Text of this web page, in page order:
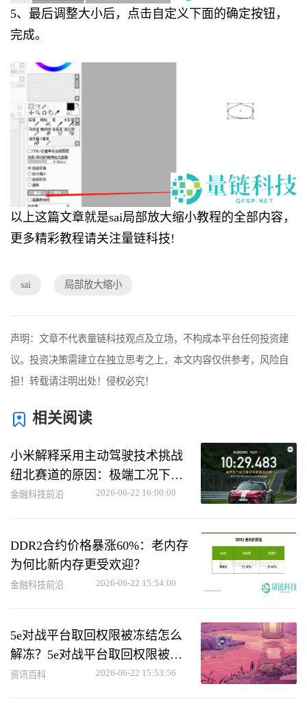
5、最后调整大小后，点击自定义下面的确定按钮，
完成。
以上这篇文章就是sai局部放大缩小教程的全部内容，
更多精彩教程请关注量链科技!
sai 局部放大缩小
声明：文章不代表量链科技观点及立场，不构成本平台任何投资建
议。投资决策需建立在独立思考之上，本文内容仅供参考，风险自
担！转载请注明出处！侵权必究！
相关阅读
小米解释采用主动驾驶技术挑战
纽北赛道的原因：极端工况下助
力用户救车
金融科技前沿 2026-06-22 16:00:00
DDR2合约价格暴涨60%：老内存
为何比新内存更受欢迎？
金融科技前沿 2026-06-22 15:54:00
5e对战平台取回权限被冻结怎么
解冻？5e对战平台取回权限被冻
结解冻方法
资讯百科 2026-06-22 15:53:56